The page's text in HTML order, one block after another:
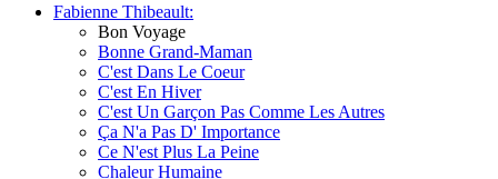
Fabienne Thibeault:
Bon Voyage
Bonne Grand-Maman
C'est Dans Le Coeur
C'est En Hiver
C'est Un Garçon Pas Comme Les Autres
Ça N'a Pas D' Importance
Ce N'est Plus La Peine
Chaleur Humaine